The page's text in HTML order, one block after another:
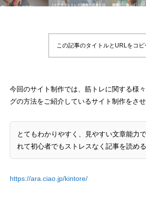
トが構築出来る「TCD」テーマについて紹
【国内最大WordPressテーマ 】素敵なサイ
トが構築出来る「TCD」テーマについて紹
2022.03.01
この記事のタイトルとURLをコピ
今回のサイト制作では、筋トレに関する様
グの方法をご紹介しているサイト制作をさせ
とてもわかりやすく、見やすい文章能力
れて初心者でもストレスなく記事を読める
https://ara.ciao.jp/kintore/